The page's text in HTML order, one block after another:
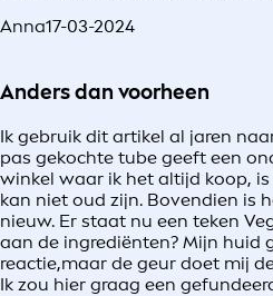
Anna17-03-2024
Anders dan voorheen
Ik gebruik dit artikel al jaren
pas gekochte tube geeft een
winkel waar ik het altijd koop,
kan niet oud zijn. Bovendien is
nieuw. Er staat nu een teken
aan de ingrediënten? Mijn huid
reactie,maar de geur doet mij
Ik zou hier graag een